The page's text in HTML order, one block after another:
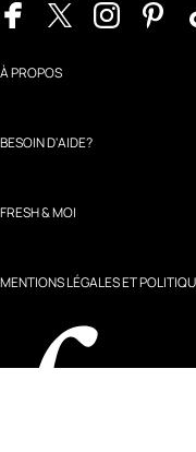
À PROPOS
BESOIN D'AIDE?
FRESH & MOI
MENTIONS LÉGALES ET